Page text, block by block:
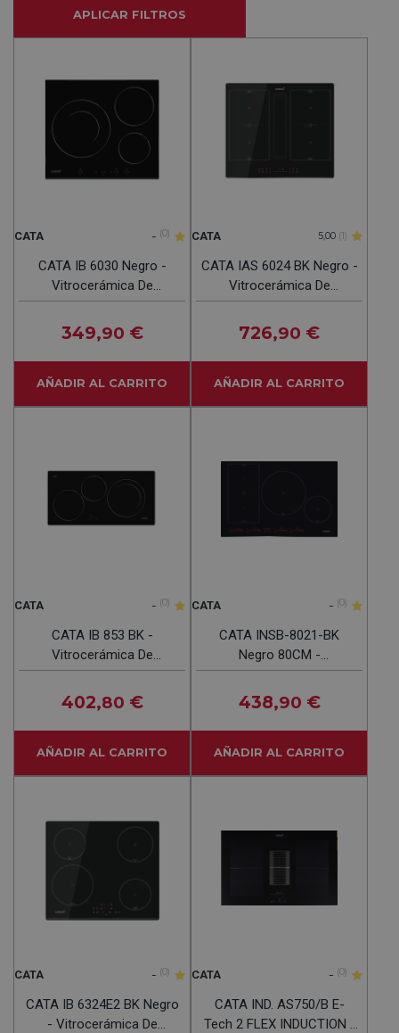
APLICAR FILTROS
CATA - (0)
CATA IB 6030 Negro -
Vitrocerámica De
Inducción 60cm
349,90 €
AÑADIR AL CARRITO
CATA 5,00 (1)
CATA IAS 6024 BK Negro -
Vitrocerámica De
Inducción + EXTRACTOR
60CM
726,90 €
AÑADIR AL CARRITO
CATA - (0)
CATA IB 853 BK -
Vitrocerámica De
Inducción 3 Fuegos
402,80 €
AÑADIR AL CARRITO
CATA - (0)
CATA INSB-8021-BK
Negro 80CM -
Vitrocerámica De
Inducción 4 Fuegos
438,90 €
AÑADIR AL CARRITO
CATA - (0)
CATA IB 6324E2 BK Negro
- Vitrocerámica De
CATA - (0)
CATA IND. AS750/B E-
Tech 2 FLEX INDUCTION -